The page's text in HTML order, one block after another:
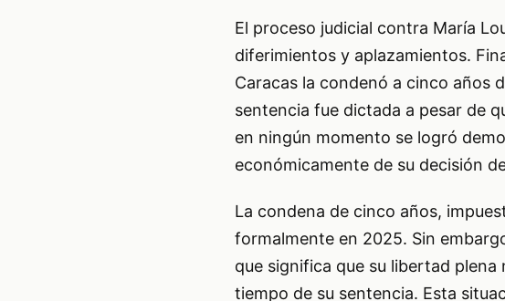
El proceso judicial contra María
diferimientos y aplazamientos.
Caracas la condenó a cinco años
sentencia fue dictada a pesar de
en ningún momento se logró
económicamente de su decisión
La condena de cinco años,
formalmente en 2025. Sin
que significa que su libertad
tiempo de su sentencia. Esta